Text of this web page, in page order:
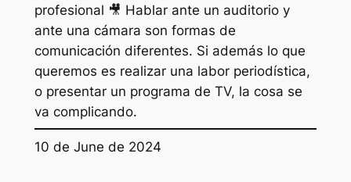
profesional 🎥 Hablar ante un auditorio y
ante una cámara son formas de
comunicación diferentes. Si además lo que
queremos es realizar una labor periodística,
o presentar un programa de TV, la cosa se
va complicando.
10 de June de 2024